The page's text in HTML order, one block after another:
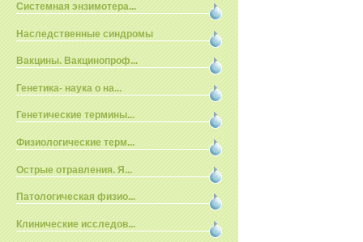
Системная энзимотера...
Наследственные синдромы
Вакцины. Вакцинопроф...
Генетика- наука о на...
Генетические термины...
Физиологические терм...
Острые отравления. Я...
Патологическая физио...
Клинические исследов...